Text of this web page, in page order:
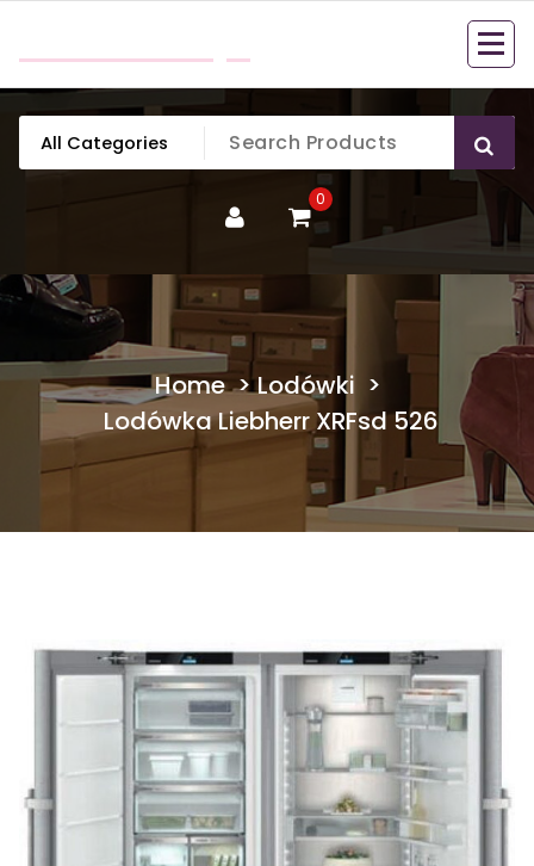
content
0
Home>Lodówki >
Lodówka Liebherr XRFsd 526